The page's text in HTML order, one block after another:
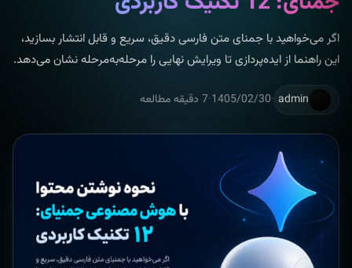
اگر می‌خواهید با جمنای متن فارسی دقیق، سریع و قابل انتشار بسازید،
این راهنما از ایده‌پردازی تا ویرایش نهایی را مرحله‌به‌مرحله نشان می‌دهد.
admin
·
1405/02/30
·7 دقیقه مطالعه